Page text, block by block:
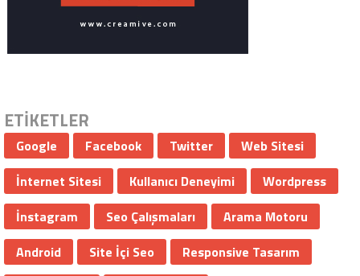
ETİKETLER
Google Facebook Twitter
Web Sitesi
İnternet Sitesi
Kullanıcı Deneyimi
Wordpress
İnstagram
Seo Çalışmaları
Arama Motoru
Android
Site İçi Seo
Responsive Tasarım